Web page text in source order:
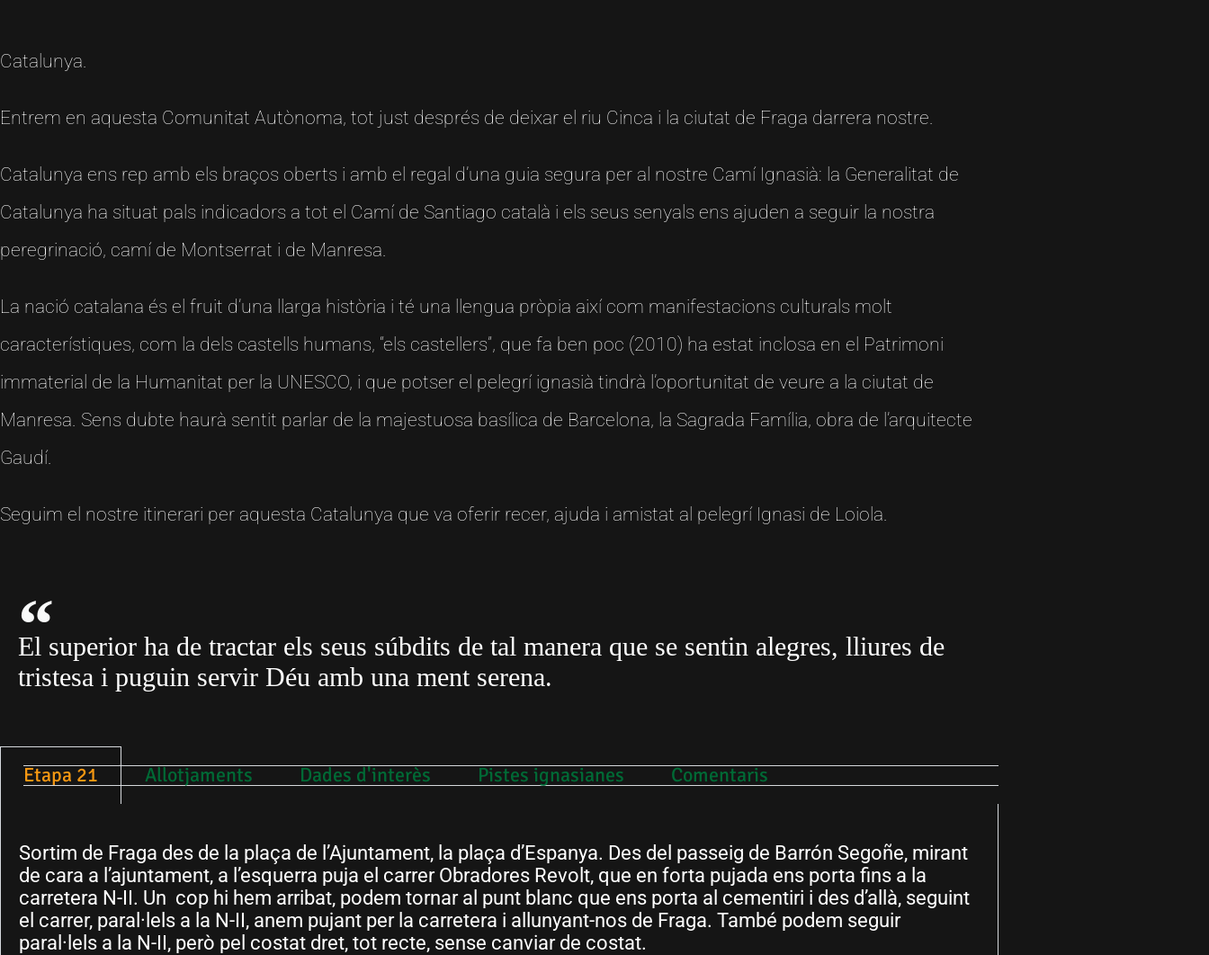
Catalunya.
Entrem en aquesta Comunitat Autònoma, tot just després de deixar el riu Cinca i la ciutat de Fraga darrera nostre.
Catalunya ens rep amb els braços oberts i amb el regal d’una guia segura per al nostre Camí Ignasià: la Generalitat de
Catalunya ha situat pals indicadors a tot el Camí de Santiago català i els seus senyals ens ajuden a seguir la nostra
peregrinació, camí de Montserrat i de Manresa.
La nació catalana és el fruit d’una llarga història i té una llengua pròpia així com manifestacions culturals molt
característiques, com la dels castells humans, “els castellers”, que fa ben poc (2010) ha estat inclosa en el Patrimoni
immaterial de la Humanitat per la UNESCO, i que potser el pelegrí ignasià tindrà l’oportunitat de veure a la ciutat de
Manresa. Sens dubte haurà sentit parlar de la majestuosa basílica de Barcelona, la Sagrada Família, obra de l’arquitecte
Gaudí.
Seguim el nostre itinerari per aquesta Catalunya que va oferir recer, ajuda i amistat al pelegrí Ignasi de Loiola.
El superior ha de tractar els seus súbdits de tal manera que se sentin alegres, lliures de
tristesa i puguin servir Déu amb una ment serena.
Etapa 21 Allotjaments Dades d'interès Pistes ignasianes Comentaris
Sortim de Fraga des de la plaça de l’Ajuntament, la plaça d’Espanya. Des del passeig de Barrón Segoñe, mirant
de cara a l’ajuntament, a l’esquerra puja el carrer Obradores Revolt, que en forta pujada ens porta fins a la
carretera N-II. Un cop hi hem arribat, podem tornar al punt blanc que ens porta al cementiri i des d’allà, seguint
el carrer, paral·lels a la N-II, anem pujant per la carretera i allunyant-nos de Fraga. També podem seguir
paral·lels a la N-II, però pel costat dret, tot recte, sense canviar de costat.